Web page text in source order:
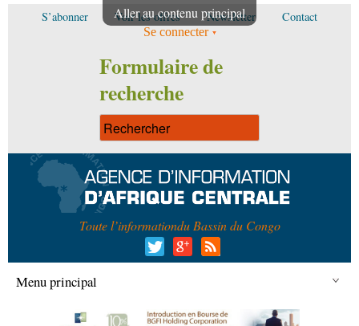
Aller au contenu principal
S’abonner Voir les offres Newsletter Contact
Se connecter
Formulaire de
recherche
Toute l’informationdu Bassin du Congo
Menu principal